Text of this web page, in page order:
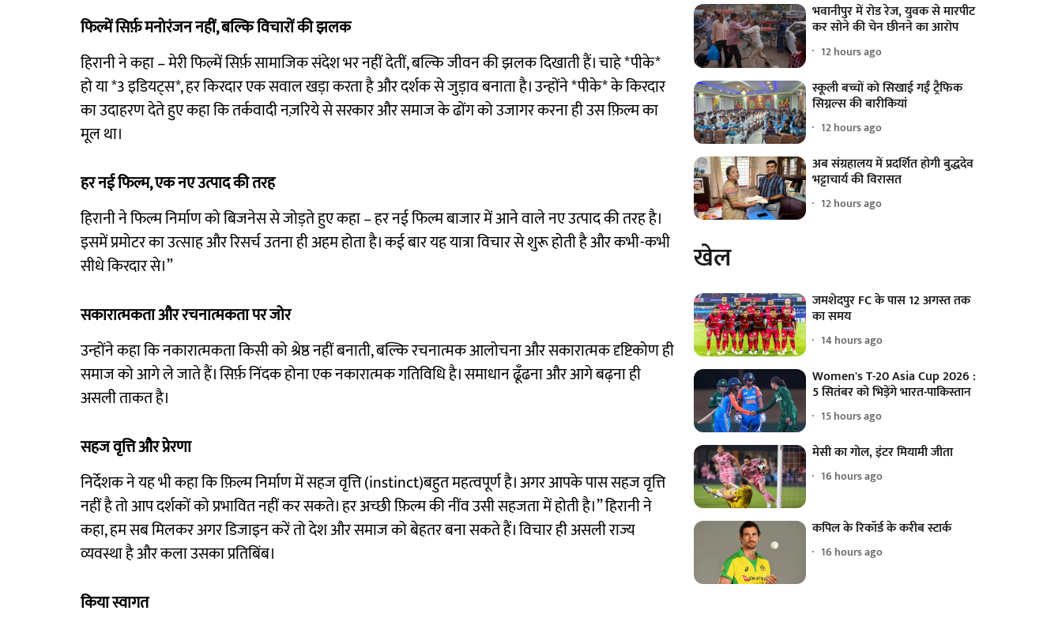
फिल्में सिर्फ़ मनोरंजन नहीं, बल्कि विचारों की झलक
हिरानी ने कहा – मेरी फिल्में सिर्फ़ सामाजिक संदेश भर नहीं देतीं, बल्कि जीवन की झलक दिखाती हैं। चाहे *पीके*
हो या *3 इडियट्स*, हर किरदार एक सवाल खड़ा करता है और दर्शक से जुड़ाव बनाता है। उन्होंने *पीके* के किरदार
का उदाहरण देते हुए कहा कि तर्कवादी नज़रिये से सरकार और समाज के ढोंग को उजागर करना ही उस फ़िल्म का
मूल था।
हर नई फिल्म, एक नए उत्पाद की तरह
हिरानी ने फिल्म निर्माण को बिजनेस से जोड़ते हुए कहा – हर नई फिल्म बाजार में आने वाले नए उत्पाद की तरह है।
इसमें प्रमोटर का उत्साह और रिसर्च उतना ही अहम होता है। कई बार यह यात्रा विचार से शुरू होती है और कभी-कभी
सीधे किरदार से।”
सकारात्मकता और रचनात्मकता पर जोर
उन्होंने कहा कि नकारात्मकता किसी को श्रेष्ठ नहीं बनाती, बल्कि रचनात्मक आलोचना और सकारात्मक दृष्टिकोण ही
समाज को आगे ले जाते हैं। सिर्फ़ निंदक होना एक नकारात्मक गतिविधि है। समाधान ढूँढना और आगे बढ़ना ही
असली ताकत है।
सहज वृत्ति और प्रेरणा
निर्देशक ने यह भी कहा कि फ़िल्म निर्माण में सहज वृत्ति (instinct)बहुत महत्वपूर्ण है। अगर आपके पास सहज वृत्ति
नहीं है तो आप दर्शकों को प्रभावित नहीं कर सकते। हर अच्छी फ़िल्म की नींव उसी सहजता में होती है।” हिरानी ने
कहा, हम सब मिलकर अगर डिजाइन करें तो देश और समाज को बेहतर बना सकते हैं। विचार ही असली राज्य
व्यवस्था है और कला उसका प्रतिबिंब।
किया स्वागत
भवानीपुर में रोड रेज, युवक से मारपीट
कर सोने की चेन छीनने का आरोप
12 hours ago
स्कूली बच्चों को सिखाई गईं ट्रैफिक
सिग्नल्स की बारीकियां
12 hours ago
अब संग्रहालय में प्रदर्शित होगी बुद्धदेव
भट्टाचार्य की विरासत
12 hours ago
खेल
जमशेदपुर FC के पास 12 अगस्त तक
का समय
14 hours ago
Women's T-20 Asia Cup 2026 :
5 सितंबर को भिड़ेंगे भारत-पाकिस्तान
15 hours ago
मेसी का गोल, इंटर मियामी जीता
16 hours ago
कपिल के रिकॉर्ड के करीब स्टार्क
16 hours ago